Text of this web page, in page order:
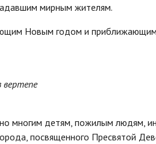
мирным жителям.
Новым годом и
вертепе
многим детям, пожилым людям,
посвященного Пресвятой